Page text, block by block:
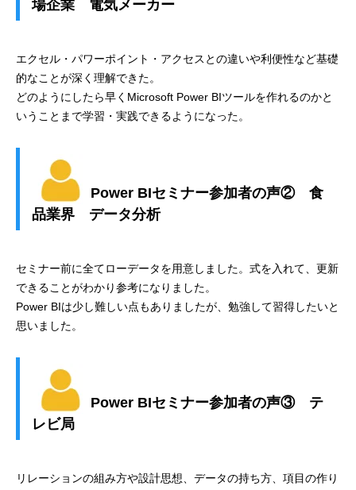
場企業 電気メーカー
エクセル・パワーポイント・アクセスとの違いや利便性など基礎
的なことが深く理解できた。
どのようにしたら早くMicrosoft Power BIツールを作れるのかと
いうことまで学習・実践できるようになった。
Power BIセミナー参加者の声② 食
品業界 データ分析
セミナー前に全てローデータを用意しました。式を入れて、更新
できることがわかり参考になりました。
Power BIは少し難しい点もありましたが、勉強して習得したいと
思いました。
Power BIセミナー参加者の声③ テ
レビ局
リレーションの組み方や設計思想、データの持ち方、項目の作り